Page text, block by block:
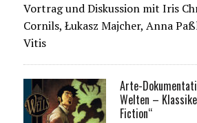
Vortrag und Diskussion mit Iris
Cornils, Łukasz Majcher, Anna
Vitis
Arte-
Welten –
Fiction“